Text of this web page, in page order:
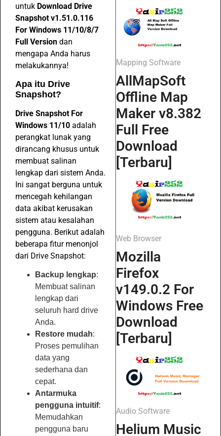
untuk Download Drive
Snapshot v1.51.0.116
For Windows 11/10/8/7
Full Version dan
mengapa Anda harus
melakukannya!
Apa itu Drive
Snapshot?
Drive Snapshot For
Windows 11/10 adalah
perangkat lunak yang
dirancang khusus untuk
membuat salinan
lengkap dari sistem Anda.
Ini sangat berguna untuk
mencegah kehilangan
data akibat kerusakan
sistem atau kesalahan
pengguna. Berikut adalah
beberapa fitur menonjol
dari Drive Snapshot:
Backup lengkap:
Membuat salinan
lengkap dari
seluruh hard drive
Anda.
Restore mudah:
Proses pemulihan
data yang
sederhana dan
cepat.
Antarmuka
pengguna intuitif:
Memudahkan
pengguna baru
Mapping Software
AllMapSoft
Offline Map
Maker v8.382
Full Free
Download
[Terbaru]
Web Browser
Mozilla
Firefox
v149.0.2 For
Windows Free
Download
[Terbaru]
Audio Software
Helium Music